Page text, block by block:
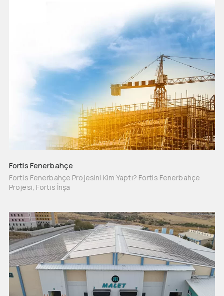
Fortis Fenerbahçe
Fortis Fenerbahçe Projesini Kim Yaptı? Fortis Fenerbahçe
Projesi, Fortis İnşa